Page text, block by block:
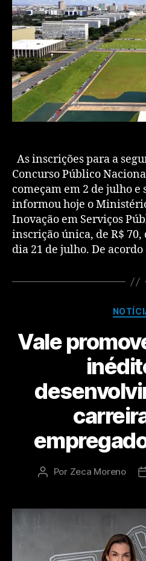
As inscrições para a
Concurso Público
começam em 2 de julho e
informou hoje o
Inovação em Serviços
inscrição única, de R$ 70,
dia 21 de julho. De
Vale
Por Zeca Moreno